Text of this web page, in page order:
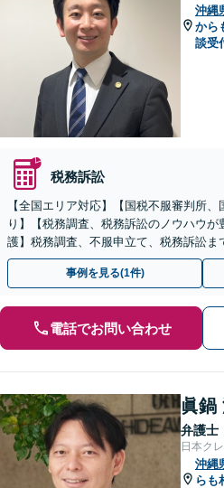
沖縄
から
談受
税務訴訟
【全国エリア対応】【国税不服審判所
り】【税務調査、税務訴訟のノウハウ
護】税務調査、不服申立て、税務訴訟ま
事業承継にも対応【休日・夜間相談可】
事例を見る(1件)
電話でお問い合わせ
眞鍋
弁護士
日本ク
沖縄
らも